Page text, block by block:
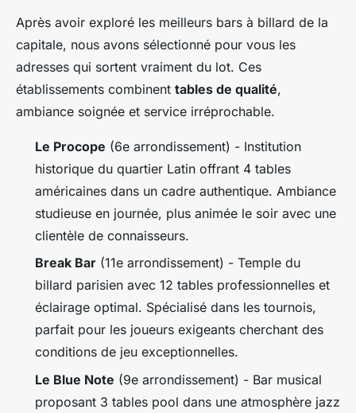
Après avoir exploré les meilleurs bars à billard de la
capitale, nous avons sélectionné pour vous les
adresses qui sortent vraiment du lot. Ces
établissements combinent tables de qualité,
ambiance soignée et service irréprochable.
Le Procope (6e arrondissement) - Institution
historique du quartier Latin offrant 4 tables
américaines dans un cadre authentique. Ambiance
studieuse en journée, plus animée le soir avec une
clientèle de connaisseurs.
Break Bar (11e arrondissement) - Temple du
billard parisien avec 12 tables professionnelles et
éclairage optimal. Spécialisé dans les tournois,
parfait pour les joueurs exigeants cherchant des
conditions de jeu exceptionnelles.
Le Blue Note (9e arrondissement) - Bar musical
proposant 3 tables pool dans une atmosphère jazz